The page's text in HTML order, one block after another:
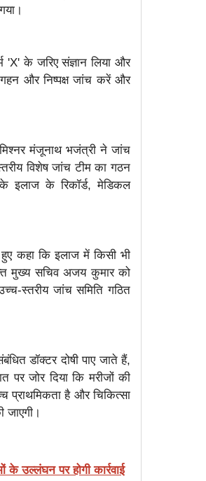
'X' के जरिए संज्ञान लिया और
गहन और निष्पक्ष जांच करें और
मंजूनाथ भजंत्री ने जांच
विशेष जांच टीम का गठन
इलाज के रिकॉर्ड, मेडिकल
कहा कि इलाज में किसी भी
मुख्य सचिव अजय कुमार को
स्तरीय जांच समिति गठित
डॉक्टर दोषी पाए जाते हैं,
पर जोर दिया कि मरीजों की
प्राथमिकता है और चिकित्सा
जाएगी।
के उल्लंघन पर होगी कार्रवाई